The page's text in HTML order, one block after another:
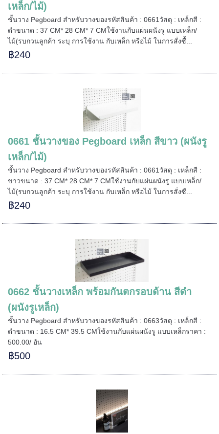
เหล็ก/ไม้)
ชั้นวาง Pegboard สำหรับวางของรหัสสินค้า : 0661วัสดุ : เหล็กสี :
ดำขนาด : 37 CM* 28 CM* 7 CMใช้งานกับแผ่นผนังรู แบบเหล็ก/
ไม้(รบกวนลูกค้า ระบุ การใช้งาน กับเหล็ก หรือไม้ ในการสั่งซื้...
฿240
0661 ชั้นวางของ Pegboard เหล็ก สีขาว (ผนังรู
เหล็ก/ไม้)
ชั้นวาง Pegboard สำหรับวางของรหัสสินค้า : 0661วัสดุ : เหล็กสี :
ขาวขนาด : 37 CM* 28 CM* 7 CMใช้งานกับแผ่นผนังรู แบบเหล็ก/
ไม้(รบกวนลูกค้า ระบุ การใช้งาน กับเหล็ก หรือไม้ ในการสั่งซื...
฿240
0662 ชั้นวางเหล็ก พร้อมกันตกรอบด้าน สีดำ
(ผนังรูเหล็ก)
ชั้นวาง Pegboard สำหรับวางของรหัสสินค้า : 0663วัสดุ : เหล็กสี :
ดำขนาด : 16.5 CM* 39.5 CMใช้งานกับแผ่นผนังรู แบบเหล็กราคา :
500.00/ อัน
฿500